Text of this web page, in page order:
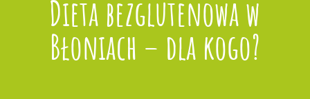
Dieta bezglutenowa w
Błoniach – dla kogo?